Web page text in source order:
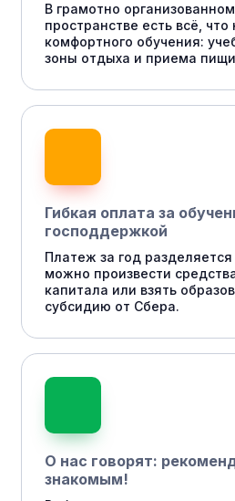
В грамотно
пространстве есть всё,
комфортного обучения:
зоны отдыха и приема
Гибкая оплата за
господдержкой
Платеж за год
можно произвести
капитала или взять
субсидию от Сбера.
О нас говорят:
знакомым!